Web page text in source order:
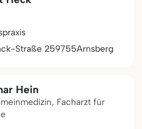
Straße 259755Arnsberg
Hein
Facharzt für